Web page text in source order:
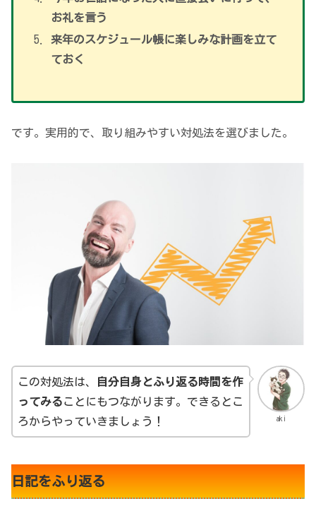
お礼を言う
来年のスケジュール帳に楽しみな計画を立て
ておく
です。実用的で、取り組みやすい対処法を選びました。
aki
この対処法は、
自分自身とふり返る時間を作
ってみることにもつながります。できるとこ
ろからやっていきましょう！
日記をふり返る